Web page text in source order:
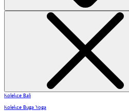
Kolekce Bali
Kolekce Buga Yoga